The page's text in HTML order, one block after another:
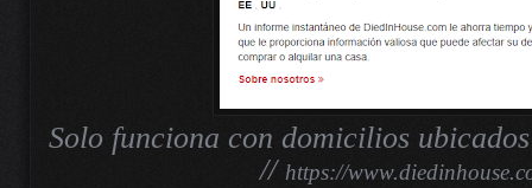
Solo funciona con domicilios
// https://